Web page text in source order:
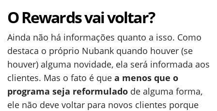
O Rewards vai voltar?
Ainda não há informações quanto a isso. Como
destaca o próprio Nubank quando houver (se
houver) alguma novidade, ela será informada aos
clientes. Mas o fato é que a menos que o
programa seja reformulado de alguma forma,
ele não deve voltar para novos clientes porque